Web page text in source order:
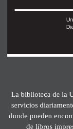
La biblioteca de la
servicios
donde pueden
de libros